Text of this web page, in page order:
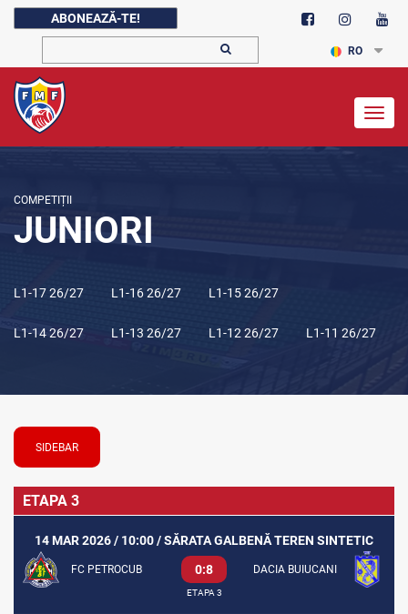
ABONEAZĂ-TE!
RO
COMPETIȚII
JUNIORI
L1-17 26/27 L1-16 26/27 L1-15 26/27
L1-14 26/27 L1-13 26/27 L1-12 26/27 L1-11 26/27
SIDEBAR
ETAPA 3
14 MAR 2026 / 10:00 / SĂRATA GALBENĂ TEREN SINTETIC
FC PETROCUB 0:8 DACIA BUIUCANI
ETAPA 3